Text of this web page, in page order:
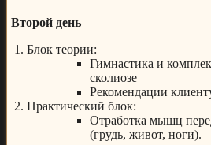
Второй день
Блок теории:
Гимнастика и
сколиозе
Рекомендации
Практический блок:
Отработка мышц
(грудь, живот, ноги).